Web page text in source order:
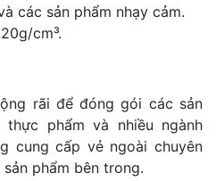
các sản phẩm nhạy cảm.
cm³.
rãi để đóng gói các sản
phẩm và nhiều ngành
cung cấp vẻ ngoài chuyên
phẩm bên trong.